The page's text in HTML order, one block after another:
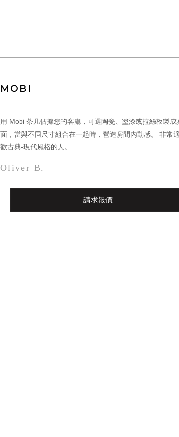
MOBI
用 Mobi 茶几佔據您的客廳，可選陶瓷、塗漆或拉絲板製成
面，當與不同尺寸組合在一起時，營造房間內動感。 非常
歡古典-現代風格的人。
Oliver B.